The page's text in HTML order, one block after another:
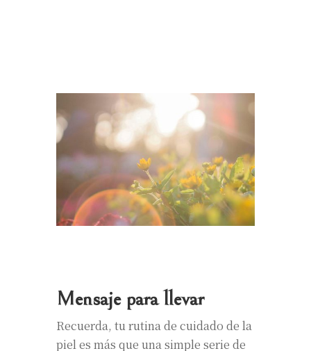
Mensaje para llevar
Recuerda, tu rutina de cuidado de la
piel es más que una simple serie de